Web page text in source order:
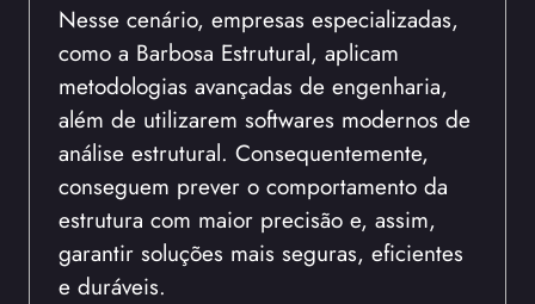
Nesse cenário, empresas especializadas,
como a Barbosa Estrutural, aplicam
metodologias avançadas de engenharia,
além de utilizarem softwares modernos de
análise estrutural. Consequentemente,
conseguem prever o comportamento da
estrutura com maior precisão e, assim,
garantir soluções mais seguras, eficientes
e duráveis.